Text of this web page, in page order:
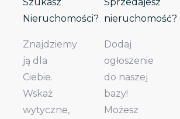
Nieruchomości?
Znajdziemy
ją dla
Ciebie.
Wskaż
wytyczne,
nieruchomość?
Dodaj
ogłoszenie
do naszej
bazy!
Możesz